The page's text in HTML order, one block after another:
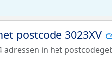
postcode 3023XV
adressen in het